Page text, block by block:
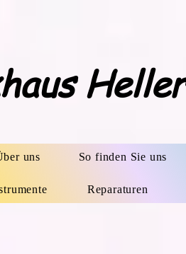
uns So finden Sie uns
Reparaturen